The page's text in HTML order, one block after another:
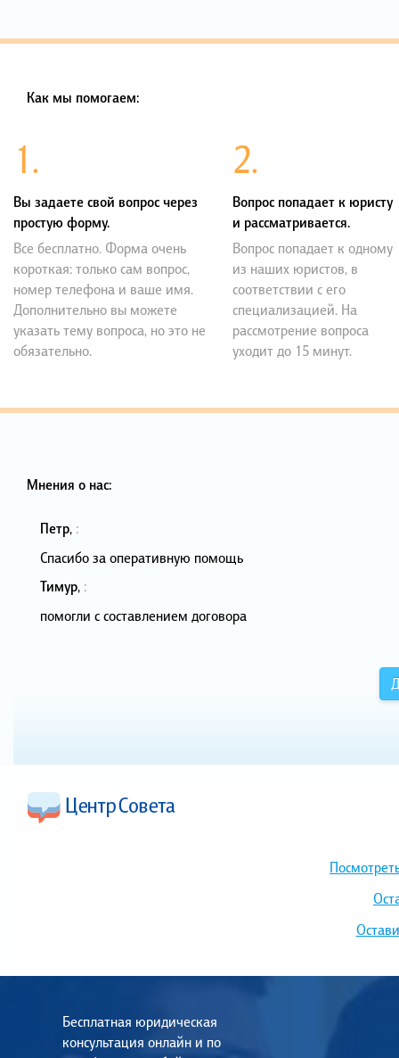
Как мы помогаем:
1.
Вы задаете свой вопрос через
простую форму.
Все бесплатно. Форма очень
короткая: только сам вопрос,
номер телефона и ваше имя.
Дополнительно вы можете
указать тему вопроса, но это не
обязательно.
2.
Вопрос попадает к юристу
и рассматривается.
Вопрос попадает к одному
из наших юристов, в
соответствии с его
специализацией. На
рассмотрение вопроса
уходит до 15 минут.
Мнения о нас:
Петр, :
Спасибо за оперативную помощь
Тимур, :
помогли с составлением договора
Бесплатная юридическая
консультация онлайн и по